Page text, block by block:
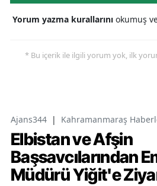
Yorum yazma kurallarını okumuş
* Bu içerik ile ilgili yorum yok, ilk
Ajans344 | Kahramanmaraş
Elbistan ve Afşin
Başsavcılarından
Müdürü Yiğit'e